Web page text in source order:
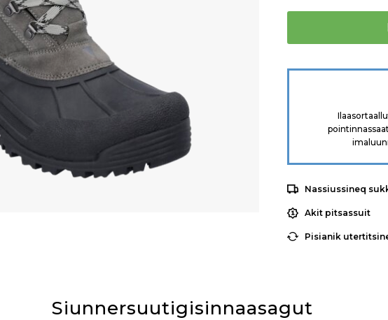
Nassiussineq
Akit pitsassuit
Pisianik
Siunnersuutigisinnaasagut